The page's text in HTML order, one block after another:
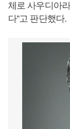
체로 사우디아
다”고 판단했다.